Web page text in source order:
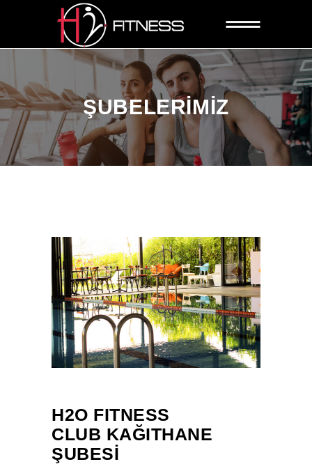
ŞUBELERIMIZ
H2O FITNESS
CLUB KAĞITHANE
ŞUBESI